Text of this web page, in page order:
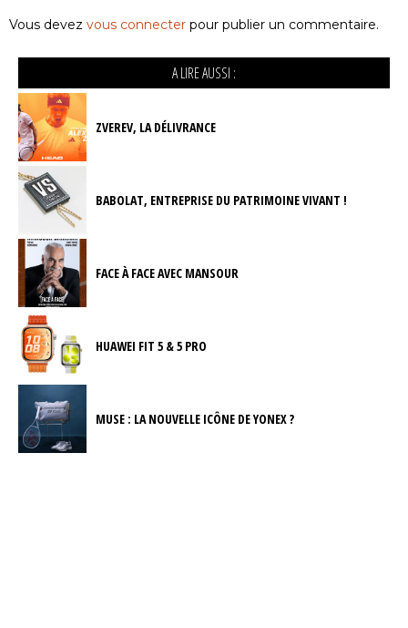
Vous devez vous connecter pour publier un commentaire.
A LIRE AUSSI :
ZVEREV, LA DÉLIVRANCE
BABOLAT, ENTREPRISE DU PATRIMOINE VIVANT !
FACE À FACE AVEC MANSOUR
HUAWEI FIT 5 & 5 PRO
MUSE : LA NOUVELLE ICÔNE DE YONEX ?